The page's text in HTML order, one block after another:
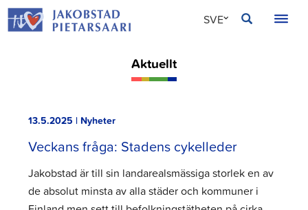
Hoppa
till
SVE
Aktuellt
13.5.2025 | Nyheter
Veckans fråga: Stadens cykelleder
Jakobstad är till sin landarealsmässiga storlek en av
de absolut minsta av alla städer och kommuner i